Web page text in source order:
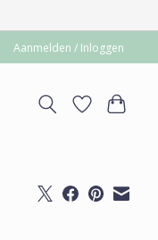
Aanmelden / Inloggen